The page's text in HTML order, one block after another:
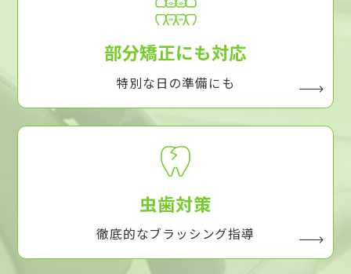
部分矯正にも対応
特別な日の準備にも
虫歯対策
徹底的なブラッシング指導